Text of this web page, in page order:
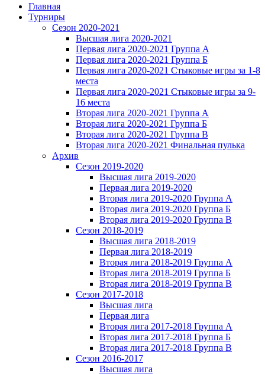
Главная
Турниры
Сезон 2020-2021
Высшая лига 2020-2021
Первая лига 2020-2021 Группа А
Первая лига 2020-2021 Группа Б
Первая лига 2020-2021 Стыковые игры за 1-8
места
Первая лига 2020-2021 Стыковые игры за 9-
16 места
Вторая лига 2020-2021 Группа А
Вторая лига 2020-2021 Группа Б
Вторая лига 2020-2021 Группа В
Вторая лига 2020-2021 Финальная пулька
Архив
Сезон 2019-2020
Высшая лига 2019-2020
Первая лига 2019-2020
Вторая лига 2019-2020 Группа А
Вторая лига 2019-2020 Группа Б
Вторая лига 2019-2020 Группа В
Сезон 2018-2019
Высшая лига 2018-2019
Первая лига 2018-2019
Вторая лига 2018-2019 Группа А
Вторая лига 2018-2019 Группа Б
Вторая лига 2018-2019 Группа В
Сезон 2017-2018
Высшая лига
Первая лига
Вторая лига 2017-2018 Группа А
Вторая лига 2017-2018 Группа Б
Вторая лига 2017-2018 Группа В
Сезон 2016-2017
Высшая лига